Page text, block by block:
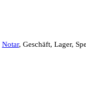
Notar, Geschäft, Lager,